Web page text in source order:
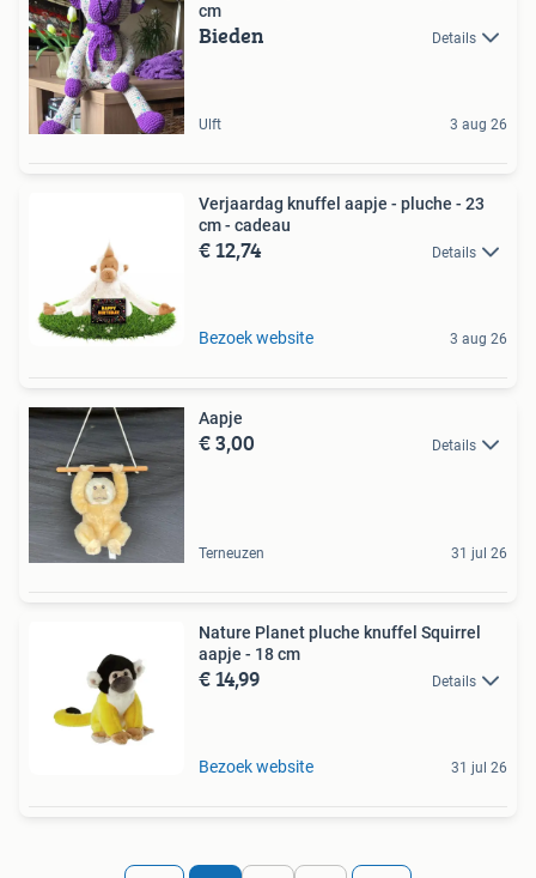
cm
Bieden Details
Ulft 3 aug 26
Verjaardag knuffel aapje - pluche - 23
cm - cadeau
€ 12,74 Details
Bezoek website 3 aug 26
Aapje
€ 3,00 Details
Terneuzen 31 jul 26
Nature Planet pluche knuffel Squirrel
aapje - 18 cm
€ 14,99 Details
Bezoek website 31 jul 26